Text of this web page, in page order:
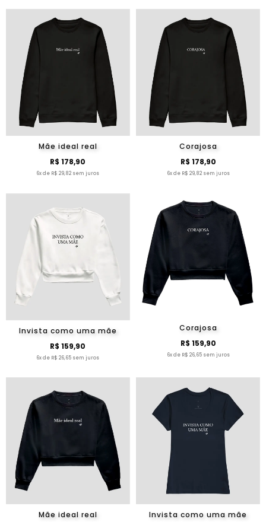
Mãe ideal real
R$ 178,90
6x de R$ 29,82 sem juros
Corajosa
R$ 178,90
6x de R$ 29,82 sem juros
Invista como uma mãe
R$ 159,90
6x de R$ 26,65 sem juros
Corajosa
R$ 159,90
6x de R$ 26,65 sem juros
Mãe ideal real
Invista como uma mãe